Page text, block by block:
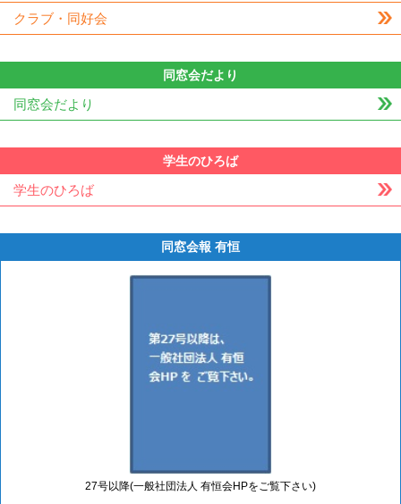
クラブ・同好会
同窓会だより
同窓会だより
学生のひろば
学生のひろば
同窓会報 有恒
27号以降(一般社団法人 有恒会HPをご覧下さい)